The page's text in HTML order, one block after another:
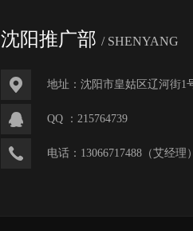
沈阳推广部 / SHENYANG
地址：沈阳市皇姑区辽河街1
QQ ： 215764739
电话： 13066717488 （艾经理）